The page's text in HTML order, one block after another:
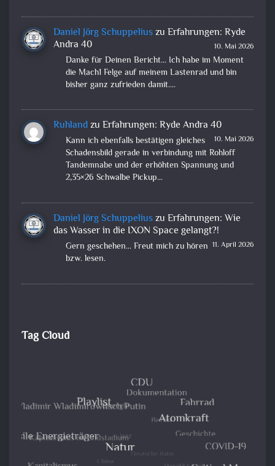
Daniel Jörg Schuppeliuszu Erfahrungen: Ryde
Andra 40
10. Mai 2026
Danke für Deinen Bericht... Ich habe im Moment
die Mach1 Felge auf meinem Lastenrad und bin
bisher ganz zufrieden damit.…
Ruhlandzu Erfahrungen: Ryde Andra 40
10. Mai 2026
Kann ich ebenfalls bestätigen gleiches
Schadensbild gerade in verbindung mit Rohloff
Tandemnabe und der erhöhten Spannung und
2,35×26 Schwalbe Pickup…
Daniel Jörg Schuppeliuszu Erfahrungen: Wie
das Wasser in die IXON Space gelangt?!
11. April 2026
Gern geschehen... Freut mich zu hören
bzw. lesen.
Tag Cloud